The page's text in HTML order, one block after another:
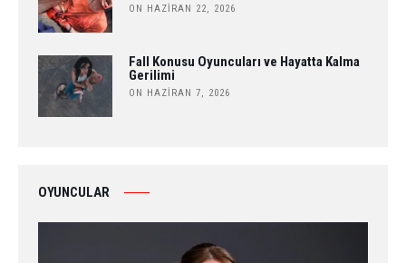
ON HAZIRAN 22, 2026
Fall Konusu Oyuncuları ve Hayatta Kalma
Gerilimi
ON HAZIRAN 7, 2026
OYUNCULAR